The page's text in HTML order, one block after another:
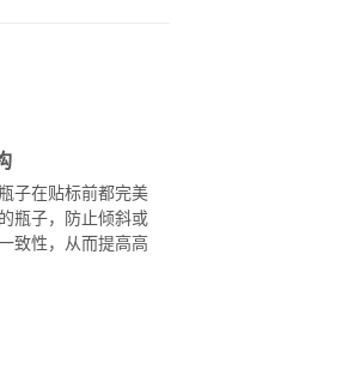
子在贴标前都完美
瓶子，防止倾斜或
致性，从而提高高